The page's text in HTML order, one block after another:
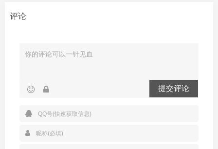
评论
提交评论